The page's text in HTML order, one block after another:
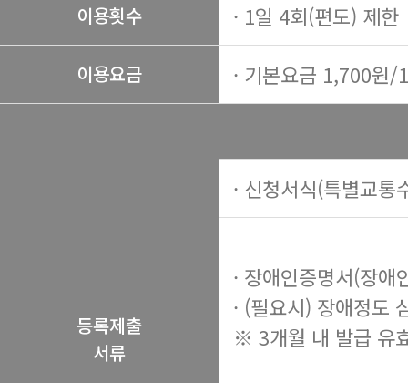
이용횟수 · 1일 4회(편도) 제한
이용요금 · 기본요금 1,700원
등록제출
서류
· 신청서식(특별교
· 장애인증명서(장애
· (필요시) 장애정도
※ 3개월 내 발급 유